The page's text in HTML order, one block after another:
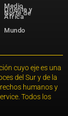
Medio
Oriente y
Norte de
África
Mundo
cuyo eje es una
del Sur y de la
humanos y
Todos los